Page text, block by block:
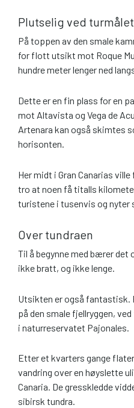
Plutselig ved turmålet
På toppen av den smale
for flott utsikt mot Roque
hundre meter lenger ned
Dette er en fin plass for en
mot Altavista og Vega de
Artenara kan også skimtes
horisonten.
Her midt i Gran Canarias
tro at noen få titalls
turistene i tusenvis og nyter
Over tundraen
Til å begynne med bærer det
ikke bratt, og ikke lenge.
Utsikten er også fantastisk.
på den smale fjellryggen,
i naturreservatet Pajonales.
Etter et kvarters gange
vandring over en høyslette
Canaria. De gresskledde
sibirsk tundra.